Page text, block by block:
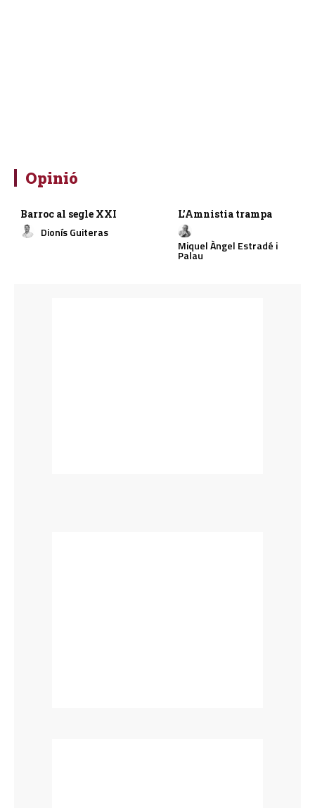
Opinió
Barroc al segle XXI
Dionís Guiteras
L’Amnistia trampa
Miquel Àngel Estradé i
Palau